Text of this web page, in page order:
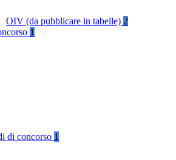
OIV (da pubblicare in tabelle) 2
1
di concorso 1